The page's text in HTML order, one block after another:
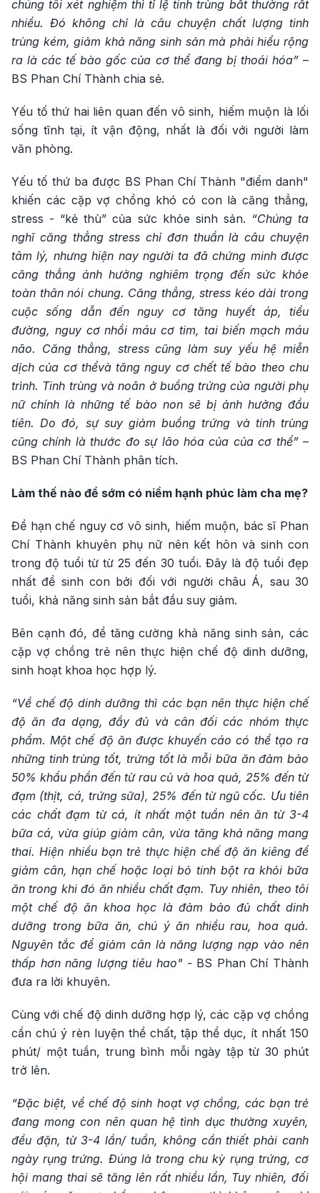
chúng tôi xét nghiệm thì tỉ lệ tinh trùng bất thường rất
nhiều. Đó không chỉ là câu chuyện chất lượng tinh
trùng kém, giảm khả năng sinh sản mà phải hiểu rộng
ra là các tế bào gốc của cơ thể đang bị thoái hóa”–
BS Phan Chí Thành chia sẻ.
Yếu tố thứ hai liên quan đến vô sinh, hiếm muộn là lối
sống tĩnh tại, ít vận động, nhất là đối với người làm
văn phòng.
Yếu tố thứ ba được BS Phan Chí Thành "điểm danh"
khiến các cặp vợ chồng khó có con là căng thẳng,
stress - “kẻ thù” của sức khỏe sinh sản. “Chúng ta
nghĩ căng thẳng stress chỉ đơn thuần là câu chuyện
tâm lý, nhưng hiện nay người ta đã chứng minh được
căng thẳng ảnh hưởng nghiêm trọng đến sức khỏe
toàn thân nói chung. Căng thẳng, stress kéo dài trong
cuộc sống dẫn đến nguy cơ tăng huyết áp, tiểu
đường, nguy cơ nhồi máu cơ tim, tai biến mạch máu
não. Căng thẳng, stress cũng làm suy yếu hệ miễn
dịch của cơ thểvà tăng nguy cơ chết tế bào theo chu
trình. Tinh trùng và noãn ở buồng trứng của người phụ
nữ chính là những tế bào non sẽ bị ảnh hưởng đầu
tiên. Do đó, sự suy giảm buồng trứng và tinh trùng
cũng chính là thước đo sự lão hóa của của cơ thể”–
BS Phan Chí Thành phân tích.
Làm thế nào để sớm có niềm hạnh phúc làm cha mẹ?
Để hạn chế nguy cơ vô sinh, hiếm muộn, bác sĩ Phan
Chí Thành khuyên phụ nữ nên kết hôn và sinh con
trong độ tuổi từ từ 25 đến 30 tuổi. Đây là độ tuổi đẹp
nhất để sinh con bởi đối với người châu Á, sau 30
tuổi, khả năng sinh sản bắt đầu suy giảm.
Bên cạnh đó, để tăng cường khả năng sinh sản, các
cặp vợ chồng trẻ nên thực hiện chế độ dinh dưỡng,
sinh hoạt khoa học hợp lý.
“Về chế độ dinh dưỡng thì các bạn nên thực hiện chế
độ ăn đa dạng, đầy đủ và cân đối các nhóm thực
phẩm. Một chế độ ăn được khuyến cáo có thể tạo ra
những tinh trùng tốt, trứng tốt là mỗi bữa ăn đảm bảo
50% khẩu phần đến từ rau củ và hoa quả, 25% đến từ
đạm (thịt, cá, trứng sữa), 25% đến từ ngũ cốc. Ưu tiên
các chất đạm từ cá, ít nhất một tuần nên ăn từ 3-4
bữa cá, vừa giúp giảm cân, vừa tăng khả năng mang
thai. Hiện nhiều bạn trẻ thực hiện chế độ ăn kiêng để
giảm cân, hạn chế hoặc loại bỏ tinh bột ra khỏi bữa
ăn trong khi đó ăn nhiều chất đạm. Tuy nhiên, theo tôi
một chế độ ăn khoa học là đảm bảo đủ chất dinh
dưỡng trong bữa ăn, chú ý ăn nhiều rau, hoa quả.
Nguyên tắc để giảm cân là năng lượng nạp vào nên
thấp hơn năng lượng tiêu hao" -BS Phan Chí Thành
đưa ra lời khuyên.
Cùng với chế độ dinh dưỡng hợp lý, các cặp vợ chồng
cần chú ý rèn luyện thể chất, tập thể dục, ít nhất 150
phút/ một tuần, trung bình mỗi ngày tập từ 30 phút
trở lên.
“Đặc biệt, về chế độ sinh hoạt vợ chồng, các bạn trẻ
đang mong con nên quan hệ tình dục thường xuyên,
đều đặn, từ 3-4 lần/ tuần, không cần thiết phải canh
ngày rụng trứng. Đúng là trong chu kỳ rụng trứng, cơ
hội mang thai sẽ tăng lên rất nhiều lần, Tuy nhiên, đối